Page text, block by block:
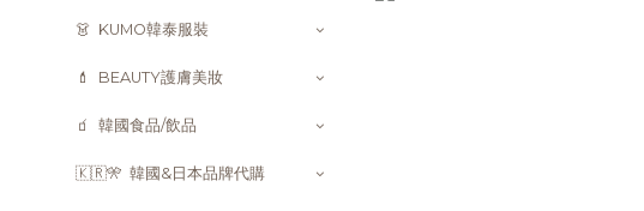
👗 ㅤ ㅤKUMO韓泰服裝
💄 ㅤ ㅤBEAUTY護膚美妝
🧃 ㅤ ㅤ韓國食品/飲品
🇰🇷🎌 ㅤ ㅤ韓國&日本品牌代購